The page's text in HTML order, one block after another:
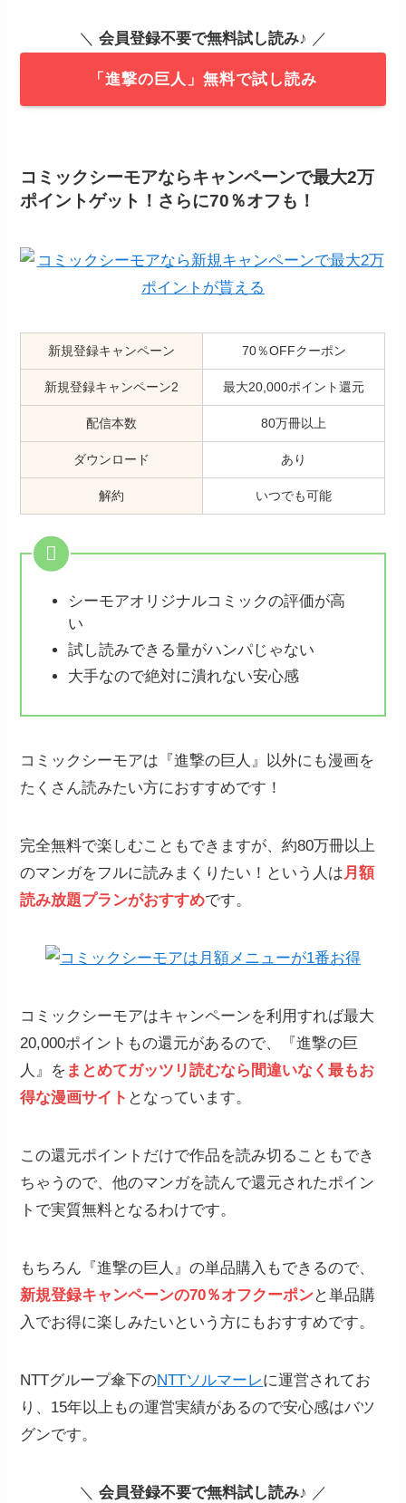
＼ 会員登録不要で無料試し読み♪ ／
「進撃の巨人」無料で試し読み
コミックシーモアならキャンペーンで最大2万
ポイントゲット！さらに70％オフも！
新規登録キャンペーン 70％OFFクーポン
新規登録キャンペーン2 最大20,000ポイント還元
配信本数 80万冊以上
ダウンロード あり
解約 いつでも可能
シーモアオリジナルコミックの評価が高
い
試し読みできる量がハンパじゃない
大手なので絶対に潰れない安心感
コミックシーモアは『進撃の巨人』以外にも漫画を
たくさん読みたい方におすすめです！
完全無料で楽しむこともできますが、約80万冊以上
のマンガをフルに読みまくりたい！という人は月額
読み放題プランがおすすめです。
コミックシーモアはキャンペーンを利用すれば最大
20,000ポイントもの還元があるので、『進撃の巨
人』を まとめてガッツリ読むなら間違いなく最もお
得な漫画サイト となっています。
この還元ポイントだけで作品を読み切ることもでき
ちゃうので、他のマンガを読んで還元されたポイン
トで実質無料となるわけです。
もちろん『進撃の巨人』の単品購入もできるので、
新規登録キャンペーンの70％オフクーポンと単品購
入でお得に楽しみたいという方にもおすすめです。
NTTグループ傘下のNTTソルマーレに運営されてお
り、15年以上もの運営実績があるので安心感はバツ
グンです。
＼ 会員登録不要で無料試し読み♪ ／